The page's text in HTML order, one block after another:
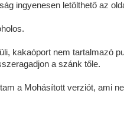
ingyenesen letölthető az
kakaóport nem tartalmazó
a szánk tőle.
a Mohásított verziót, ami